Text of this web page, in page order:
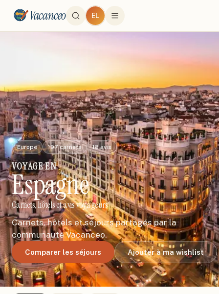
Vacanceo EL
Europe 197carnets 18avis
VOYAGEEN
Espagne
Carnets, hôtels et avis voyageurs
Carnets, hôtels et séjours partagés par la
communauté Vacanceo.
Comparer les séjours Ajouter à ma wishlist